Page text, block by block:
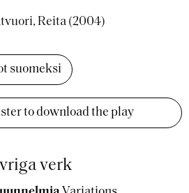
Reita (2004)
suomeksi
to download the play
verk